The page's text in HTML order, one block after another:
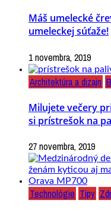
Máš umelecké
umeleckej súťaže!
1 novembra, 2019
Architektúra a dizajn
Milujete večery
si prístrešok na
27 novembra, 2019
Technológie Tipy